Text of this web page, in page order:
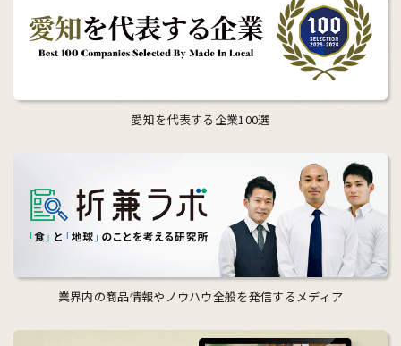
愛知を代表する企業100選
業界内の商品情報やノウハウ全般を発信するメディア